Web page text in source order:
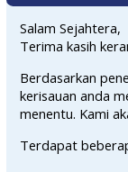
Salam Sejahtera,
Terima kasih
Berdasarkan
kerisauan anda
menentu. Kami
Terdapat